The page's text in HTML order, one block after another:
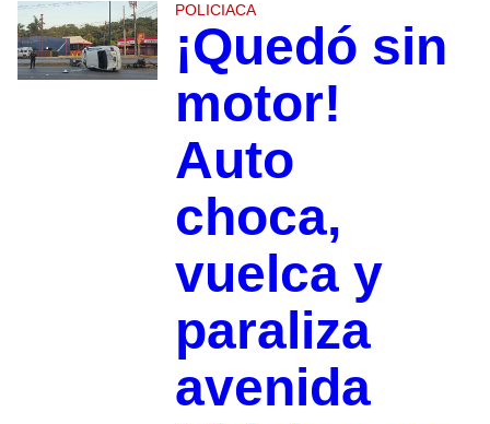
POLICIACA
¡Quedó sin
motor!
Auto
choca,
vuelca y
paraliza
avenida